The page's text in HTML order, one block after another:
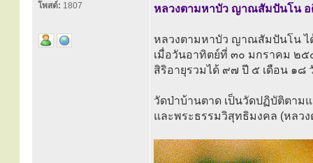
โพสต์: 1807 หลวงตามหาบัว ญาณสัมปันโน อ
หลวงตามหาบัว ญาณสัมปันโน
เมื่อวันอาทิตย์ที่ ๓๐ มกราคม ๒๕
สิริอายุรวมได้ ๙๗ ปี ๕ เดือน ๑๘
วัดป่าบ้านตาด เป็นวัดปฏิบัติตาม
และพระธรรมวิสุทธิมงคล (หล